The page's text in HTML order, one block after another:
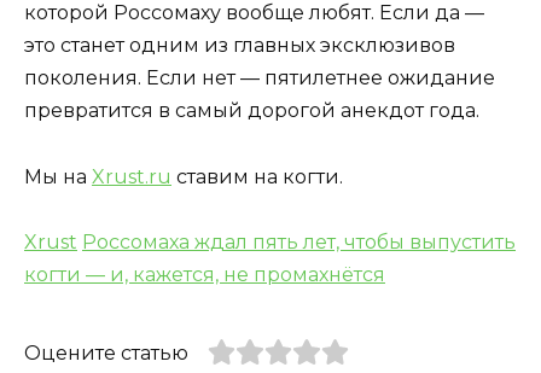
которой Россомаху вообще любят. Если да —
это станет одним из главных эксклюзивов
поколения. Если нет — пятилетнее ожидание
превратится в самый дорогой анекдот года.
Мы на Xrust.ru ставим на когти.
Xrust Россомаха ждал пять лет, чтобы выпустить
когти — и, кажется, не промахнётся
Оцените статью